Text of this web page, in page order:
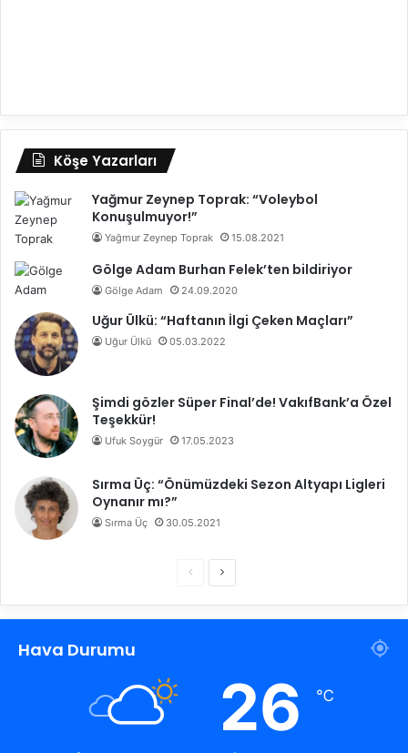
Köşe Yazarları
Yağmur Zeynep Toprak: “Voleybol
Konuşulmuyor!”
Yağmur Zeynep Toprak 15.08.2021
Gölge Adam Burhan Felek’ten bildiriyor
Gölge Adam 24.09.2020
Uğur Ülkü: “Haftanın İlgi Çeken Maçları”
Uğur Ülkü 05.03.2022
Şimdi gözler Süper Final’de! VakıfBank’a Özel
Teşekkür!
Ufuk Soygür 17.05.2023
Sırma Üç: “Önümüzdeki Sezon Altyapı Ligleri
Oynanır mı?”
Sırma Üç 30.05.2021
c
n
k
i
Hava Durumu
26 ℃